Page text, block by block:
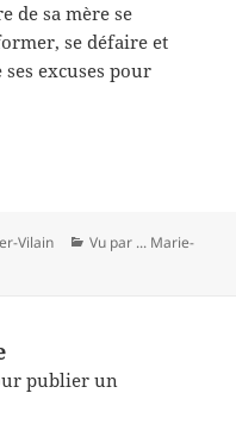
de sa mère se
se défaire et
excuses pour
Vilain Catégories
Vu par ... Marie-
publier un